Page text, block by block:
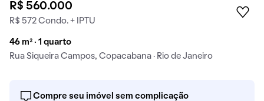
R$ 560.000
R$ 572 Condo. + IPTU
46 m² · 1 quarto
Rua Siqueira Campos, Copacabana · Rio de Janeiro
Compre seu imóvel sem complicação